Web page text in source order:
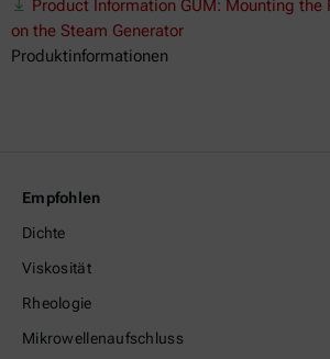
Product Information GUM: Mounting the
on the Steam Generator
Produktinformationen
Empfohlen
Dichte
Viskosität
Rheologie
Mikrowellenaufschluss